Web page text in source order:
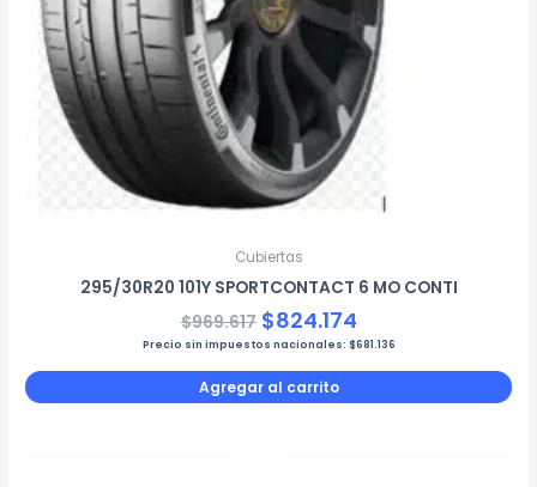
Cubiertas
295/30R20 101Y SPORTCONTACT 6 MO CONTI
$969.617 $824.174
Precio sin impuestos nacionales: $681.136
Agregar al carrito